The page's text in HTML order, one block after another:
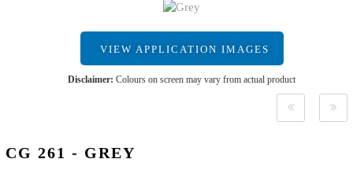
VIEW APPLICATION IMAGES
Disclaimer: Colours on screen may vary from actual product
CG 261 - GREY